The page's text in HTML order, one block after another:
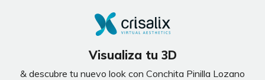
Visualiza tu 3D
& descubre tu nuevo look con Conchita Pinilla Lozano